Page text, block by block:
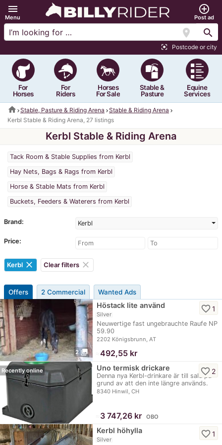
menu
Menu
add_circle_outline
Post ad
location_on search
center_focus_strong Postcode or city
For
Horses
For
Riders
Horses
For Sale
Stable &
Pasture
Equine
Services
home Stable, Pasture & Riding Arena
Stable & Riding Arena
Kerbl Stable & Riding Arena, 27 listings
Kerbl Stable & Riding Arena
Tack Room & Stable Supplies from Kerbl
Hay Nets, Bags & Rags from Kerbl
Horse & Stable Mats from Kerbl
Buckets, Feeders & Waterers from Kerbl
Brand: Kerbl
Price:
Kerbl clear Clear filters clear
Offers 2 Commercial Wanted Ads
2 photo_library
Höstack lite använd
Silver
Neuwertige fast ungebrauchte Raufe NP
59.90
2202 Königsbrunn, AT
favorite_border1
492,55 kr
Recently online Uno termisk drickare
Denna nya Kerbl-drinkare är till salu på
grund av att den inte längre används.
8340 Hinwil, CH
favorite_border 2
3 747,26 kr OBO
Kerbl höhylla
Silver
favorite_border1